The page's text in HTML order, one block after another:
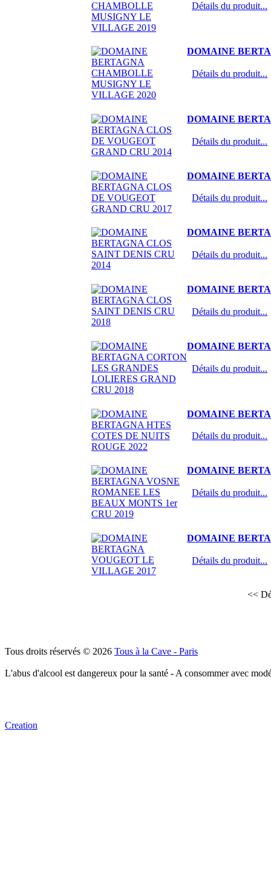
Détails du produit...
DOMAINE
Détails du produit...
DOMAINE
Détails du produit...
DOMAINE
Détails du produit...
DOMAINE
Détails du produit...
DOMAINE
Détails du produit...
DOMAINE
Détails du produit...
DOMAINE
Détails du produit...
DOMAINE
Détails du produit...
DOMAINE
Détails du produit...
<<
Tous droits réservés © 2026 Tous à la Cave - Paris
L'abus d'alcool est dangereux pour la santé - A consommer avec
Creation